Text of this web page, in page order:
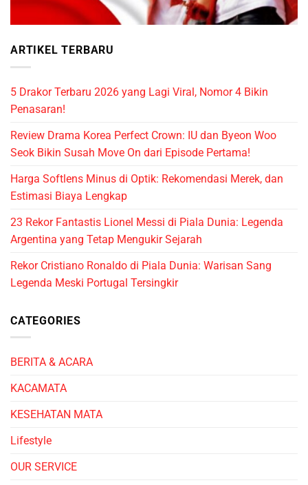
ARTIKEL TERBARU
5 Drakor Terbaru 2026 yang Lagi Viral, Nomor 4 Bikin
Penasaran!
Review Drama Korea Perfect Crown: IU dan Byeon Woo
Seok Bikin Susah Move On dari Episode Pertama!
Harga Softlens Minus di Optik: Rekomendasi Merek, dan
Estimasi Biaya Lengkap
23 Rekor Fantastis Lionel Messi di Piala Dunia: Legenda
Argentina yang Tetap Mengukir Sejarah
Rekor Cristiano Ronaldo di Piala Dunia: Warisan Sang
Legenda Meski Portugal Tersingkir
CATEGORIES
BERITA & ACARA
KACAMATA
KESEHATAN MATA
Lifestyle
OUR SERVICE